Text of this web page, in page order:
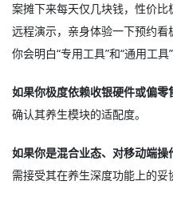
案摊下来每天仅几块钱，性价
远程演示，亲身体验一下预约看
你会明白“专用工具”和“通用工具
如果你极度依赖收银硬件或偏零
确认其养生模块的适配度。
如果你是混合业态、对移动端操
需接受其在养生深度功能上的妥